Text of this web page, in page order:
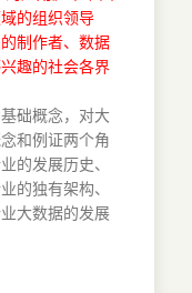
的组织领导
制作者、数据
趣的社会各界
础概念，对大
和例证两个角
的发展历史、
的独有架构、
大数据的发展